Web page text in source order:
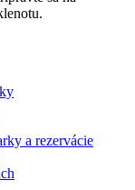
a⁢ rezervácie